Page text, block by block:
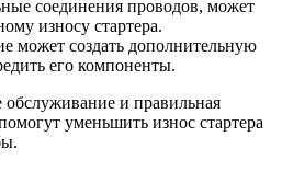
соединения проводов, может
износу стартера.
может создать дополнительную
его компоненты.
обслуживание и правильная
уменьшить износ стартера